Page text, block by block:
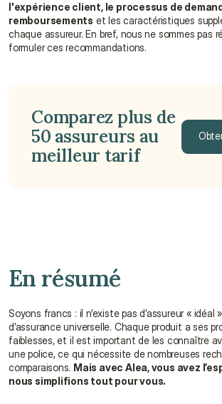
l'expérience client, le processus de
remboursements et les caractéristiques
chaque assureur. En bref, nous ne sommes pas
formuler ces recommandations.
Comparez plus de
50 assureurs au
meilleur tarif
En résumé
Soyons francs : il n’existe pas d’assureur « idéal
d’assurance universelle. Chaque produit a ses
faiblesses, et il est important de les connaître
une police, ce qui nécessite de nombreuses
comparaisons. Mais avec Alea, vous avez
nous simplifions tout pour vous.